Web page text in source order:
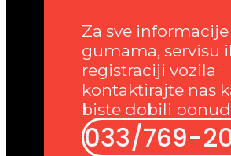
Za sve informacije
gumama, servisu
registraciji vozila
kontaktirajte nas
biste dobili
033/769-